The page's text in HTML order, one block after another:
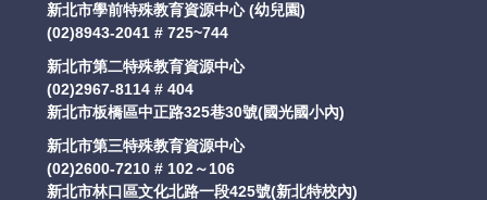
新北市學前特殊教育資源中心 (幼兒園)
(02)8943-2041 # 725~744
新北市第二特殊教育資源中心
(02)2967-8114 # 404
新北市板橋區中正路325巷30號(國光國小內)
新北市第三特殊教育資源中心
(02)2600-7210 # 102～106
新北市林口區文化北路一段425號(新北特校內)